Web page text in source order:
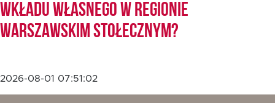
wkładu własnego w Regionie
Warszawskim Stołecznym?
2026-08-01 07:51:02